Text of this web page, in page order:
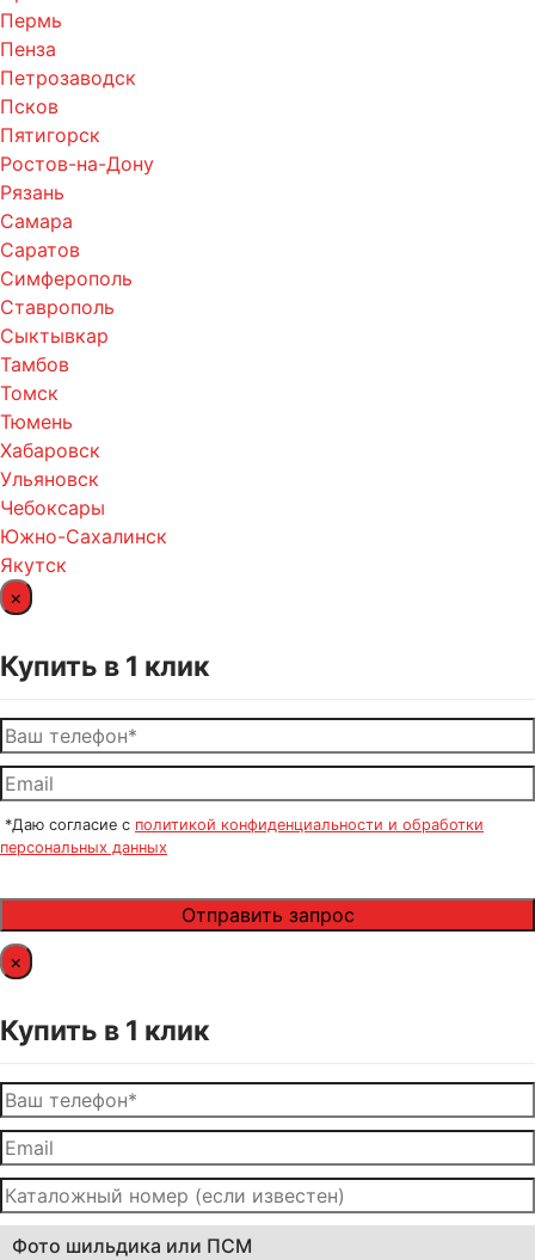
Пермь
Пенза
Петрозаводск
Псков
Пятигорск
Ростов-на-Дону
Рязань
Самара
Саратов
Симферополь
Ставрополь
Сыктывкар
Тамбов
Томск
Тюмень
Хабаровск
Ульяновск
Чебоксары
Южно-Сахалинск
Якутск
×
Купить в 1 клик
*Даю согласие с политикой конфиденциальности и обработки
персональных данных
×
Купить в 1 клик
Фото шильдика или ПСМ